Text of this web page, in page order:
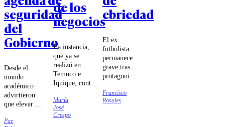
seguridad
del
Gobierno
Desde el
mundo
académico
advirtieron
que elevar a
constitucional
Paz
de los
negocios
La instancia,
que ya se
realizó en
Temuco e
Iquique, contó
Ignacio Briones
y Katherina
Canales,
María
José
Crespo
ebriedad
El ex
futbolista
permanece
grave tras
protagonizar
accidente de
tránsito en
Francisco
Rosales